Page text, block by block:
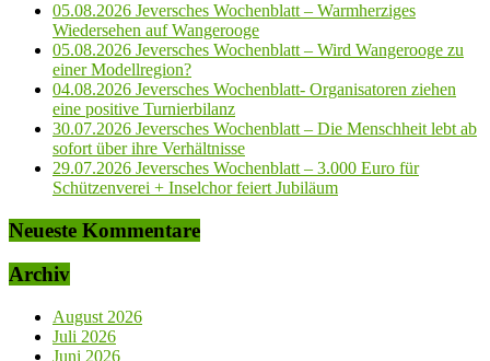
05.08.2026 Jeversches Wochenblatt – Warmherziges
Wiedersehen auf Wangerooge
05.08.2026 Jeversches Wochenblatt – Wird Wangerooge zu
einer Modellregion?
04.08.2026 Jeversches Wochenblatt- Organisatoren ziehen
eine positive Turnierbilanz
30.07.2026 Jeversches Wochenblatt – Die Menschheit lebt ab
sofort über ihre Verhältnisse
29.07.2026 Jeversches Wochenblatt – 3.000 Euro für
Schützenverei + Inselchor feiert Jubiläum
Neueste Kommentare
Archiv
August 2026
Juli 2026
Juni 2026